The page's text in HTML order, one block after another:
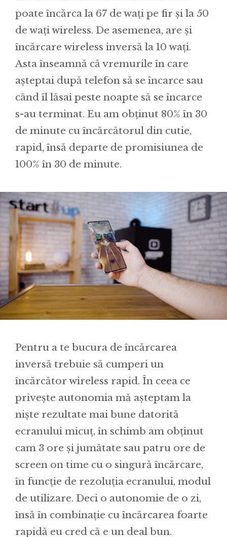
poate încărca la 67 de wați pe fir și la 50
de wați wireless. De asemenea, are și
încărcare wireless inversă la 10 wați.
Asta înseamnă că vremurile în care
așteptai după telefon să se încarce sau
când îl lăsai peste noapte să se încarce
s-au terminat. Eu am obținut 80% în 30
de minute cu încărcătorul din cutie,
rapid, însă departe de promisiunea de
100% în 30 de minute.
Pentru a te bucura de încărcarea
inversă trebuie să cumperi un
încărcător wireless rapid. În ceea ce
privește autonomia mă așteptam la
niște rezultate mai bune datorită
ecranului micuț, în schimb am obținut
cam 3 ore și jumătate sau patru ore de
screen on time cu o singură încărcare,
în funcție de rezoluția ecranului, modul
de utilizare. Deci o autonomie de o zi,
însă în combinație cu încărcarea foarte
rapidă eu cred că e un deal bun.